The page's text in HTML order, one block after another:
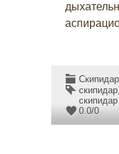
Скипидар
скипидар,
скипидар
0.0/0